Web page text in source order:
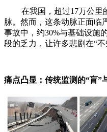
在我国，超过17万公里
脉。然而，这条动脉正面临
事故中，约30%与基础设施
段的乏力，让许多悲剧在“不
痛点凸显：传统监测的“盲”